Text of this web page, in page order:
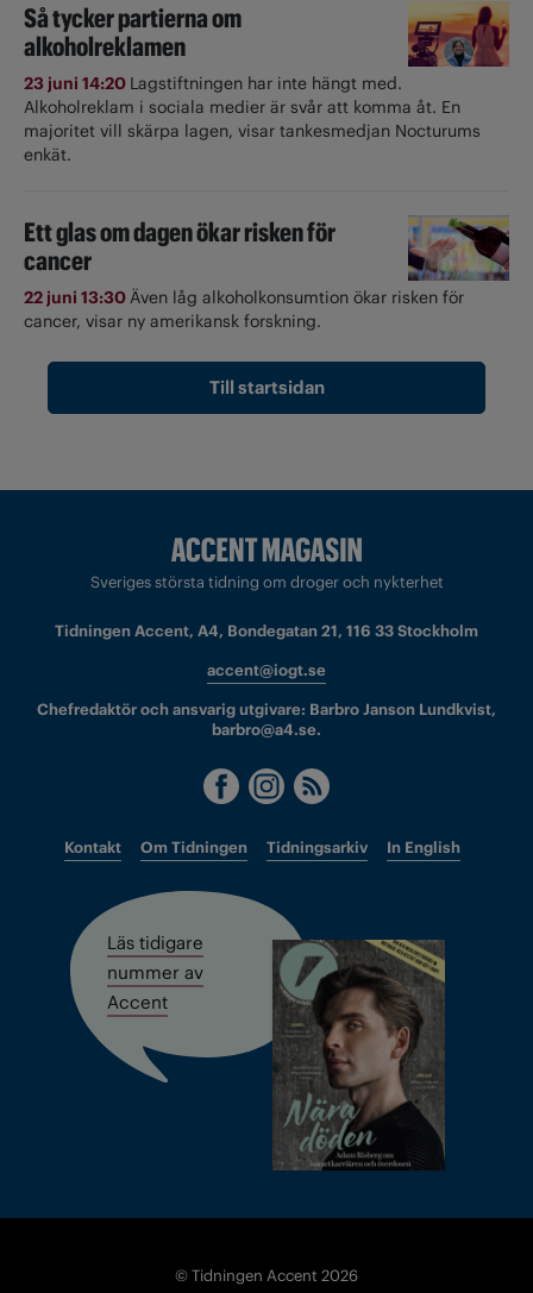
Så tycker partierna om
alkoholreklamen
23 juni 14:20 Lagstiftningen har inte hängt med.
Alkoholreklam i sociala medier är svår att komma åt. En
majoritet vill skärpa lagen, visar tankesmedjan Nocturums
enkät.
Ett glas om dagen ökar risken för
cancer
22 juni 13:30Även låg alkoholkonsumtion ökar risken för
cancer, visar ny amerikansk forskning.
Till startsidan
Sveriges största tidning om droger och nykterhet
Tidningen Accent, A4, Bondegatan 21, 116 33 Stockholm
accent@iogt.se
Chefredaktör och ansvarig utgivare: Barbro Janson Lundkvist,
barbro@a4.se.
Kontakt Om Tidningen Tidningsarkiv In English
Läs tidigare
nummer av
Accent
© Tidningen Accent 2026